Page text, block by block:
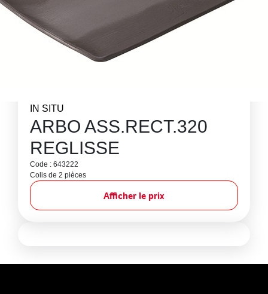
IN SITU
ARBO ASS.RECT.320
REGLISSE
Code : 643222
Colis de 2 pièces
Afficher le prix